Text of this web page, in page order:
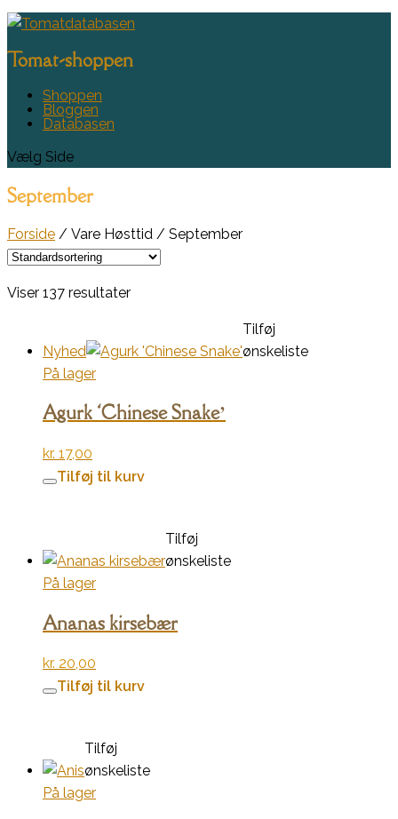
Tomat-shoppen
Shoppen
Bloggen
Databasen
Vælg Side
September
Forside / Vare Høsttid / September
Viser 137 resultater
Nyhed
Tilføj
ønskeliste
På lager
Agurk ‘Chinese Snake’
kr. 17,00
Tilføj til kurv
Tilføj
ønskeliste
På lager
Ananas kirsebær
kr. 20,00
Tilføj til kurv
Tilføj
ønskeliste
På lager